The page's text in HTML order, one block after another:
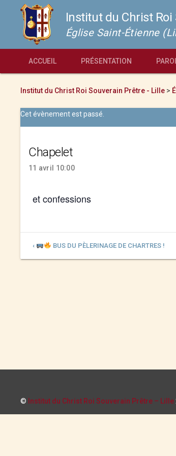
Institut du Christ
Église Saint-Étienne
ACCUEIL PRÉSENTATION
Institut du Christ Roi Souverain Prêtre - Lille >
Cet évènement est passé.
Chapelet
11 avril 10:00
et confessions
‹ BUS DU PÈLERINAGE DE CHARTRES !
© Institut du Christ Roi Souverain Prêtre – Lille